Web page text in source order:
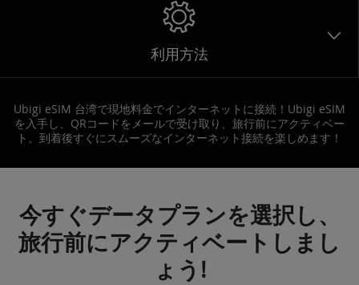
利用方法
Ubigi eSIM 台湾で現地料金でインターネットに接続！Ubigi eSIM
を入手し、QRコードをメールで受け取り、旅行前にアクティベー
ト。到着後すぐにスムーズなインターネット接続を楽しめます！
今すぐデータプランを選択し、
旅行前にアクティベートしまし
ょう!